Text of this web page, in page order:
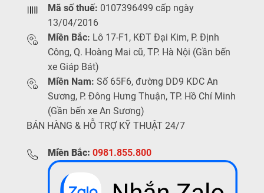
Mã số thuế: 0107396499 cấp ngày
13/04/2016
Miền Bắc: Lô 17-F1, KĐT Đại Kim, P. Định
Công, Q. Hoàng Mai cũ, TP. Hà Nội (Gần bến
xe Giáp Bát)
Miền Nam: Số 65F6, đường DD9 KDC An
Sương, P. Đông Hưng Thuận, TP. Hồ Chí Minh
(Gần bến xe An Sương)
BÁN HÀNG & HỖ TRỢ KỸ THUẬT 24/7
Miền Bắc: 0981.855.800